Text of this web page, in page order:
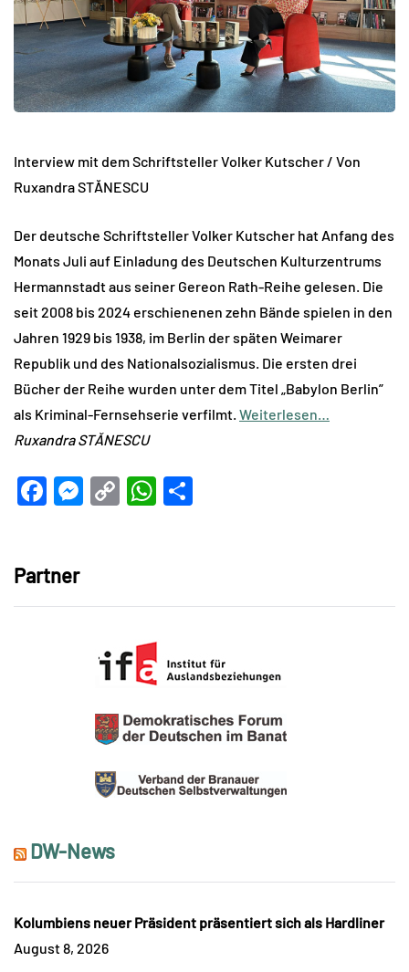
Interview mit dem Schriftsteller Volker Kutscher / Von
Ruxandra STĂNESCU
Der deutsche Schriftsteller Volker Kutscher hat Anfang des
Monats Juli auf Einladung des Deutschen Kulturzentrums
Hermannstadt aus seiner Gereon Rath-Reihe gelesen. Die
seit 2008 bis 2024 erschienenen zehn Bände spielen in den
Jahren 1929 bis 1938, im Berlin der späten Weimarer
Republik und des Nationalsozialismus. Die ersten drei
Bücher der Reihe wurden unter dem Titel „Babylon Berlin”
als Kriminal-Fernsehserie verfilmt. Weiterlesen…
Ruxandra STĂNESCU
Facebook
Messenger
CopyWhatsApp
Partner
DW-News
Kolumbiens neuer Präsident präsentiert sich als Hardliner
August 8, 2026